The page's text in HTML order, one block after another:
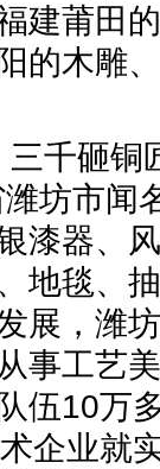
建莆田
阳的木
三千砸
坊市闻
漆器、
地毯、
展，潍
事工艺
伍10万
企业就